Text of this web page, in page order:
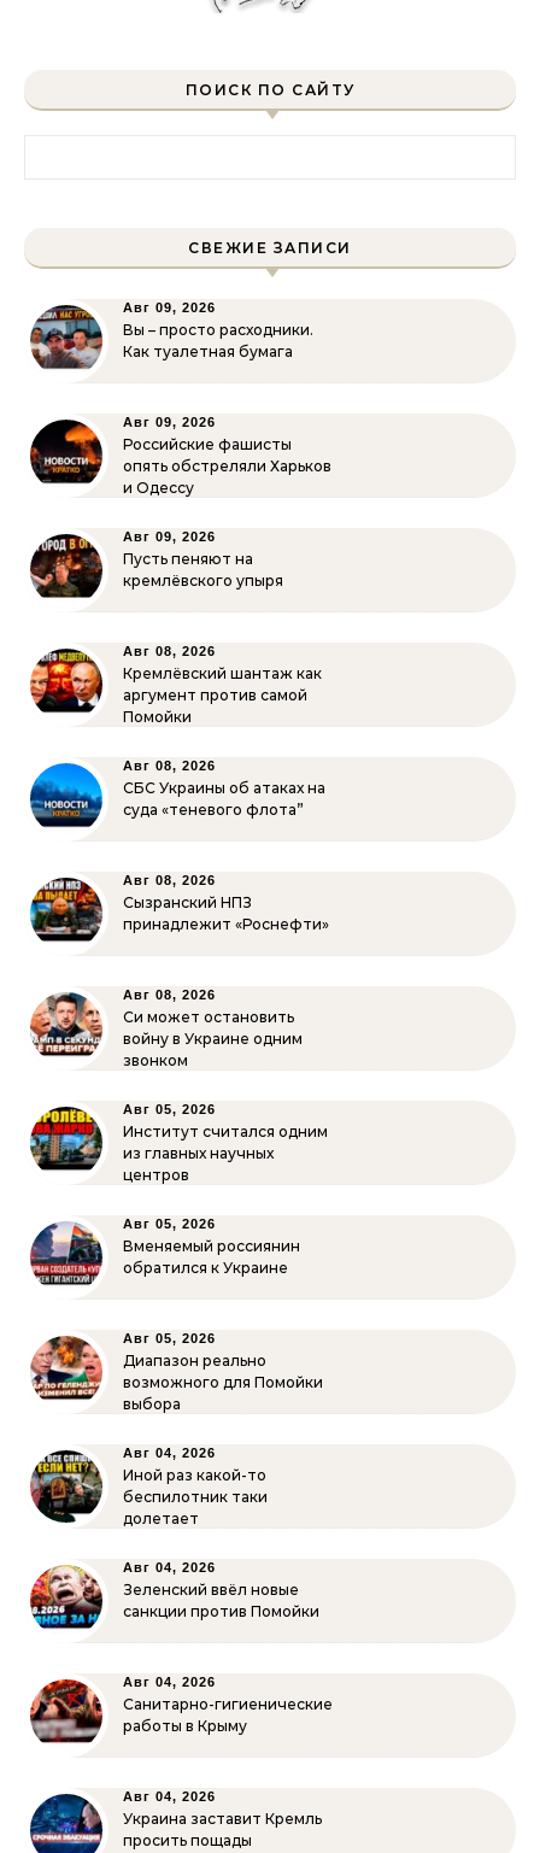
ПОИСК ПО САЙТУ
СВЕЖИЕ ЗАПИСИ
Авг 09, 2026
Вы – просто расходники.
Как туалетная бумага
Авг 09, 2026
Российские фашисты
опять обстреляли Харьков
и Одессу
Авг 09, 2026
Пусть пеняют на
кремлёвского упыря
Авг 08, 2026
Кремлёвский шантаж как
аргумент против самой
Помойки
Авг 08, 2026
СБС Украины об атаках на
суда «теневого флота”
Авг 08, 2026
Сызранский НПЗ
принадлежит «Роснефти»
Авг 08, 2026
Си может остановить
войну в Украине одним
звонком
Авг 05, 2026
Институт считался одним
из главных научных
центров
Авг 05, 2026
Вменяемый россиянин
обратился к Украине
Авг 05, 2026
Диапазон реально
возможного для Помойки
выбора
Авг 04, 2026
Иной раз какой-то
беспилотник таки
долетает
Авг 04, 2026
Зеленский ввёл новые
санкции против Помойки
Авг 04, 2026
Санитарно-гигиенические
работы в Крыму
Авг 04, 2026
Украина заставит Кремль
просить пощады